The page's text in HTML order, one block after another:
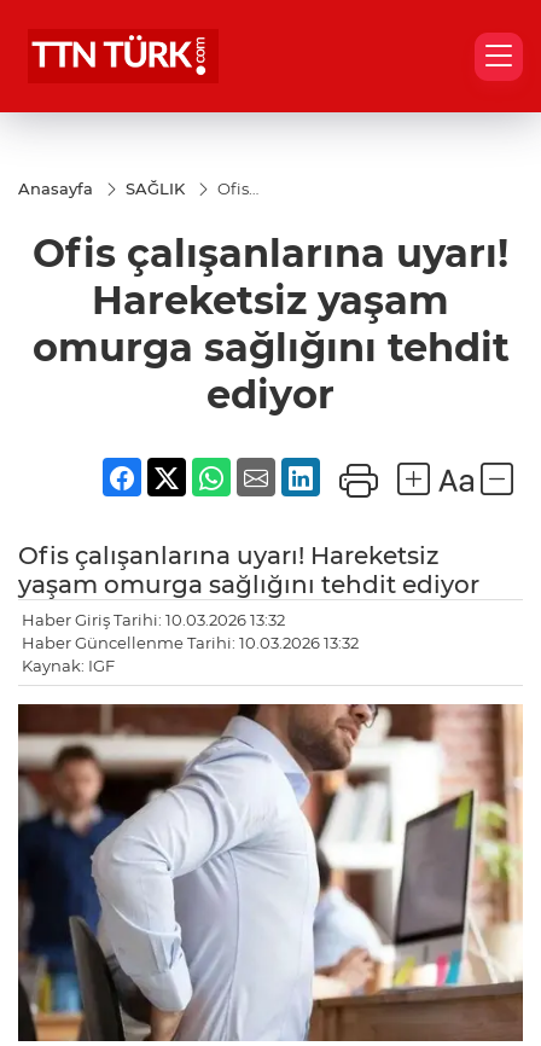
Anasayfa SAĞLIK
Ofis
Hareketsiz
yaşam
omurga
sağlığını
tehdit ediyor
Ofis çalışanlarına uyarı!
Hareketsiz yaşam
omurga sağlığını tehdit
ediyor
Ofis çalışanlarına uyarı! Hareketsiz
yaşam omurga sağlığını tehdit ediyor
Haber Giriş Tarihi: 10.03.2026 13:32
Haber Güncellenme Tarihi: 10.03.2026 13:32
Kaynak: IGF